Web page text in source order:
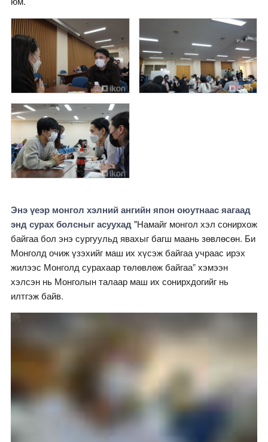
Энэ үеэр монгол хэлний ангийн япон оюутнаас яагаад
энд сурах болсныг асуухад"Намайг монгол хэл сонирхож
байгаа бол энэ сургуульд явахыг багш маань зөвлөсөн. Би
Монголд очиж үзэхийг маш их хүсэж байгаа учраас ирэх
жилээс Монголд сурахаар төлөвлөж байгаа” хэмээн
хэлсэн нь Монголын талаар маш их сонирхдогийг нь
илтгэж байв.